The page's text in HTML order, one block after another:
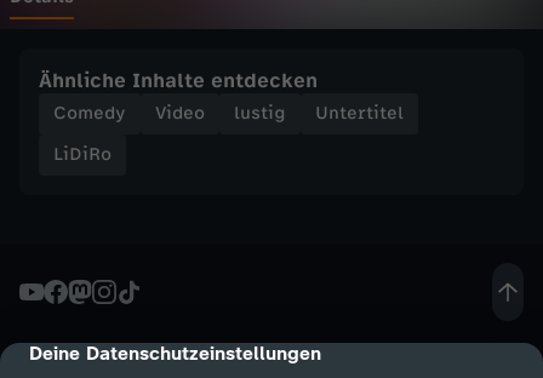
cmp-dialog-description
Deine Datenschutzeinstellungen
A
N
E
W
Ähnliche Inhalte entdecken
Comedy Video lustig
Untertitel
LiDiRo